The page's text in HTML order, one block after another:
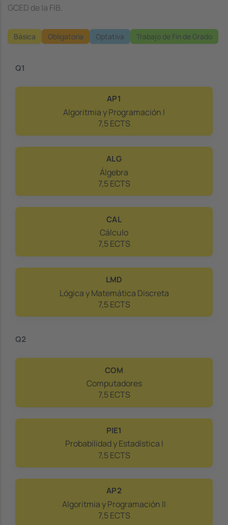
GCED de la FIB.
Básica Obligatoria Optativa Trabajo de Fin de Grado
Q1
AP1
Algoritmia y Programación I
7,5 ECTS
ALG
Álgebra
7,5 ECTS
CAL
Cálculo
7,5 ECTS
LMD
Lógica y Matemática Discreta
7,5 ECTS
Q2
COM
Computadores
7,5 ECTS
PIE1
Probabilidad y Estadística I
7,5 ECTS
AP2
Algoritmia y Programación II
7,5 ECTS